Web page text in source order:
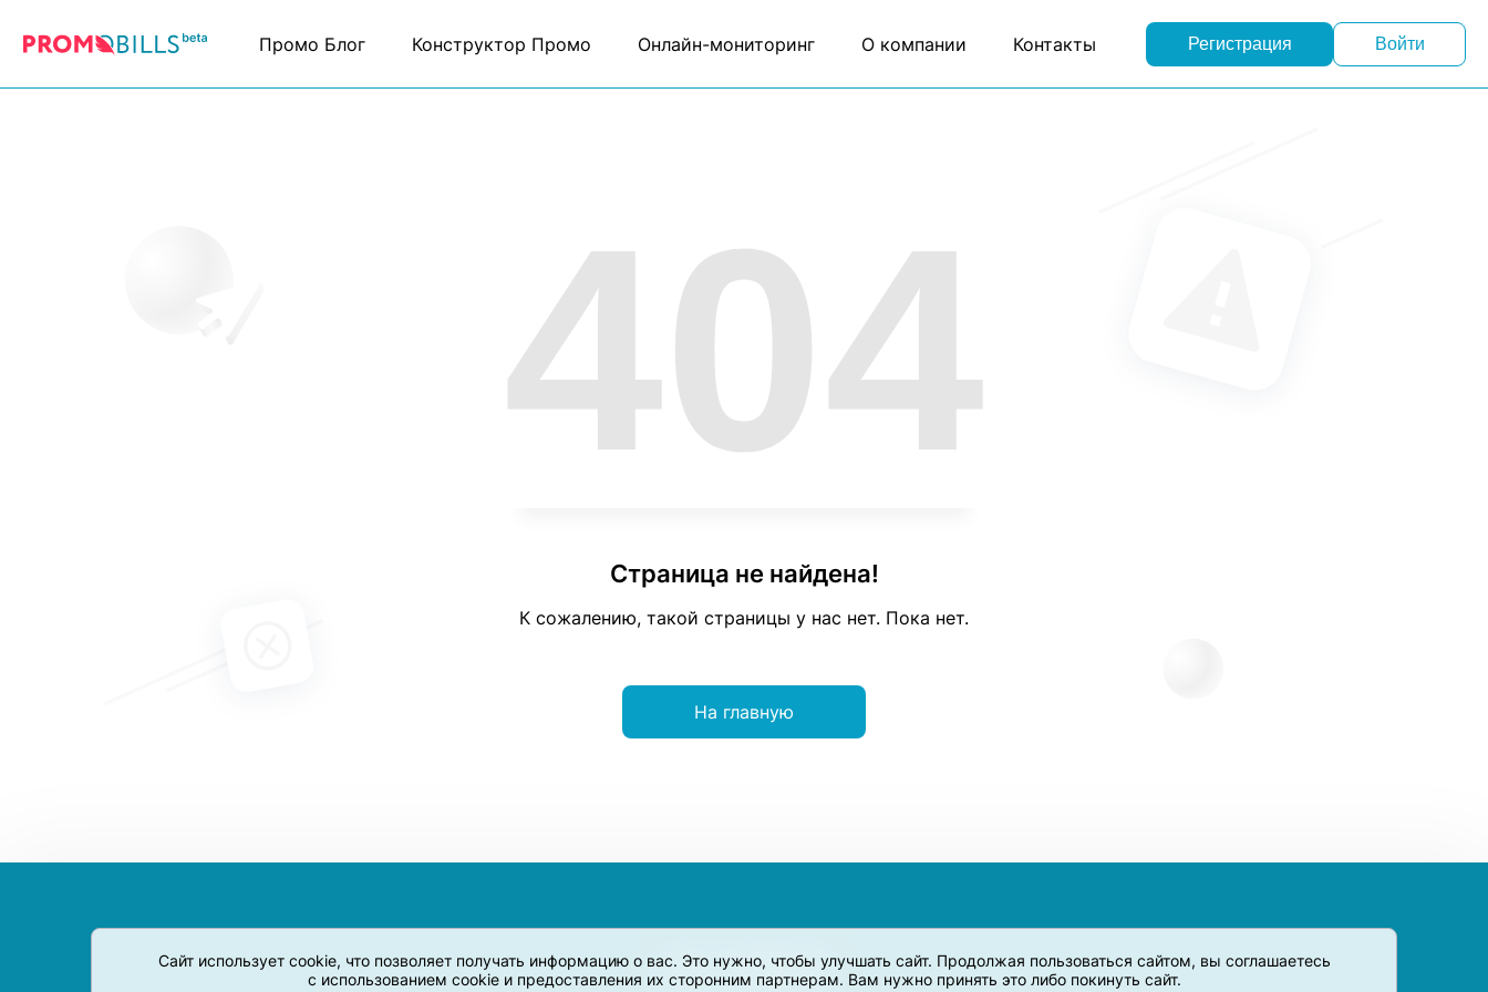
Сайт использует cookie, что позволяет получать информацию о вас. Это нужно, чтобы улучшать сайт. Продолжая пользоваться сайтом, вы соглашаетесь
с использованием cookie и предоставления их сторонним партнерам. Вам нужно принять это либо покинуть сайт.
Промо Блог Конструктор Промо Онлайн-мониторинг О компании Контакты Регистрация Войти
404
Страница не найдена!
К сожалению, такой страницы у нас нет. Пока нет.
На главную